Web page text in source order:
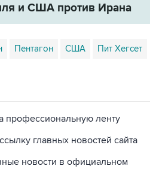
и США против Ирана
Пентагон США Пит Хегсет
профессиональную ленту
главных новостей сайта
новости в официальном